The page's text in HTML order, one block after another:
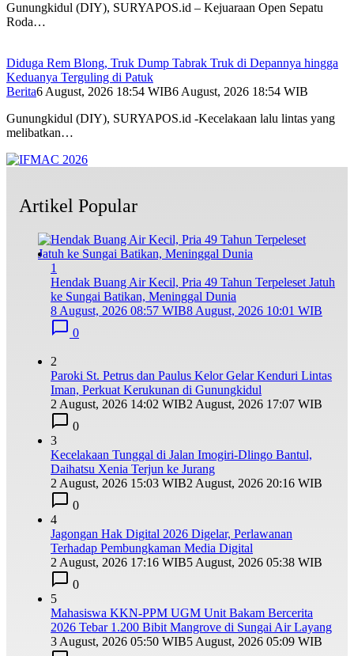
Gunungkidul (DIY), SURYAPOS.id – Kejuaraan Open Sepatu
Roda…
Diduga Rem Blong, Truk Dump Tabrak Truk di Depannya hingga
Keduanya Terguling di Patuk
Berita6 August, 2026 18:54 WIB6 August, 2026 18:54 WIB
Gunungkidul (DIY), SURYAPOS.id -Kecelakaan lalu lintas yang
melibatkan…
Artikel Popular
1
Hendak Buang Air Kecil, Pria 49 Tahun Terpeleset Jatuh
ke Sungai Batikan, Meninggal Dunia
8 August, 2026 08:57 WIB8 August, 2026 10:01 WIB
0
2
Paroki St. Petrus dan Paulus Kelor Gelar Kenduri Lintas
Iman, Perkuat Kerukunan di Gunungkidul
2 August, 2026 14:02 WIB2 August, 2026 17:07 WIB
0
3
Kecelakaan Tunggal di Jalan Imogiri-Dlingo Bantul,
Daihatsu Xenia Terjun ke Jurang
2 August, 2026 15:03 WIB2 August, 2026 20:16 WIB
0
4
Jagongan Hak Digital 2026 Digelar, Perlawanan
Terhadap Pembungkaman Media Digital
2 August, 2026 17:16 WIB5 August, 2026 05:38 WIB
0
5
Mahasiswa KKN-PPM UGM Unit Bakam Bercerita
2026 Tebar 1.200 Bibit Mangrove di Sungai Air Layang
3 August, 2026 05:50 WIB5 August, 2026 05:09 WIB